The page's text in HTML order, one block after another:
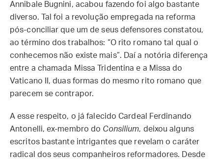
Annibale Bugnini, acabou fazendo foi algo bastante
diverso. Tal foi a revolução empregada na reforma
pós-conciliar que um de seus defensores constatou,
ao término dos trabalhos: “O rito romano tal qual o
conhecemos não existe mais”. Daí a notória diferença
entre a chamada Missa Tridentina e a Missa do
Vaticano II, duas formas do mesmo rito romano que
parecem se contrapor.
A esse respeito, o já falecido Cardeal Ferdinando
Antonelli, ex-membro do Consilium, deixou alguns
escritos bastante intrigantes que revelam o caráter
radical dos seus companheiros reformadores. Desde